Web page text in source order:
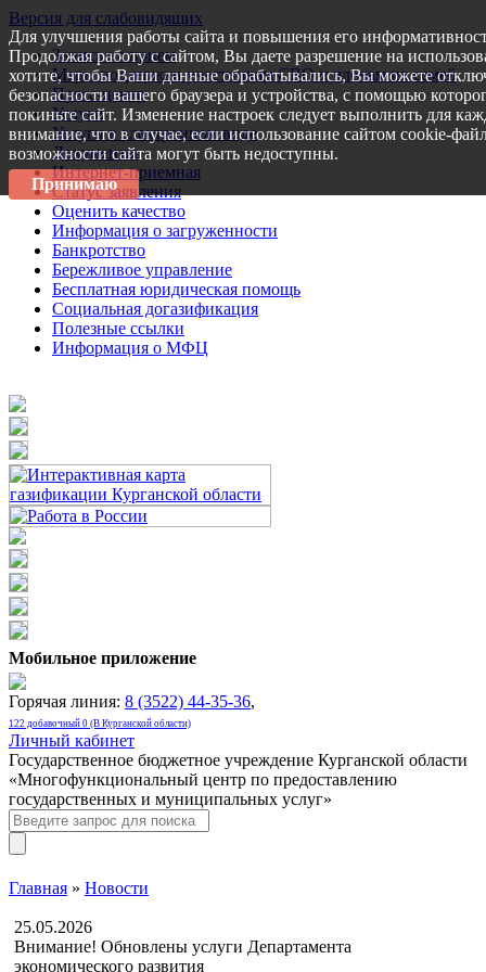
Версия для слабовидящих
Запись на прием
Меры поддержки участникам СВО и членам их семей
Пресс-центр
Услуги
Услуги в электронном виде
Документы
Интернет-приемная
Статус заявления
Оценить качество
Информация о загруженности
Банкротство
Бережливое управление
Бесплатная юридическая помощь
Социальная догазификация
Полезные ссылки
Информация о МФЦ
Мобильное приложение
Горячая линия: 8 (3522) 44-35-36,
122 добавочный 0 (В Курганской области)
Личный кабинет
Государственное бюджетное учреждение Курганской области
«Многофункциональный центр по предоставлению
государственных и муниципальных услуг»
Главная » Новости
25.05.2026
Внимание! Обновлены услуги Департамента
экономического развития
Для улучшения работы сайта и повышения его
Продолжая работу с сайтом, Вы даете разрешение на
хотите, чтобы Ваши данные обрабатывались, Вы можете
безопасности вашего браузера и устройства, с помощью
покиньте сайт. Изменение настроек следует выполнить для
внимание, что в случае, если использование сайтом cookie-
возможности сайта могут быть недоступны.
Принимаю